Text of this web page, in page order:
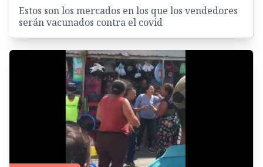
Estos son los mercados en los que los vendedores
serán vacunados contra el covid